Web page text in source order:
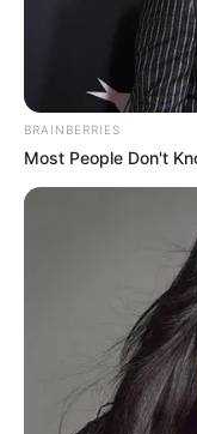
BRAINBERRIES
Most People Don't